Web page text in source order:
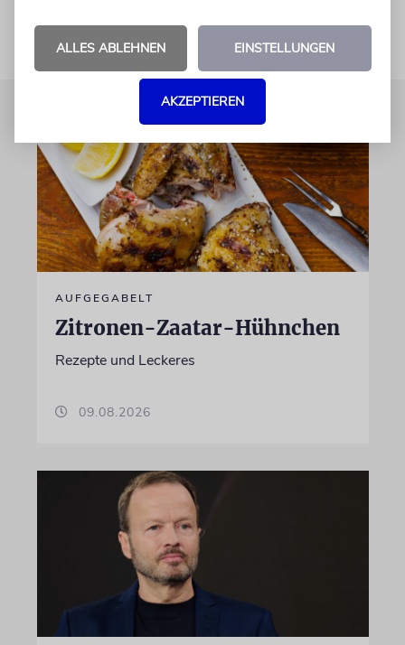
AUFGEGABELT
Zitronen-Zaatar-Hühnchen
Rezepte und Leckeres
09.08.2026
ALLES ABLEHNEN EINSTELLUNGEN
AKZEPTIEREN